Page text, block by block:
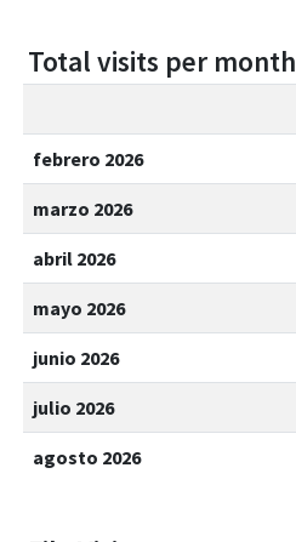
Total visits per month
febrero 2026
marzo 2026
abril 2026
mayo 2026
junio 2026
julio 2026
agosto 2026